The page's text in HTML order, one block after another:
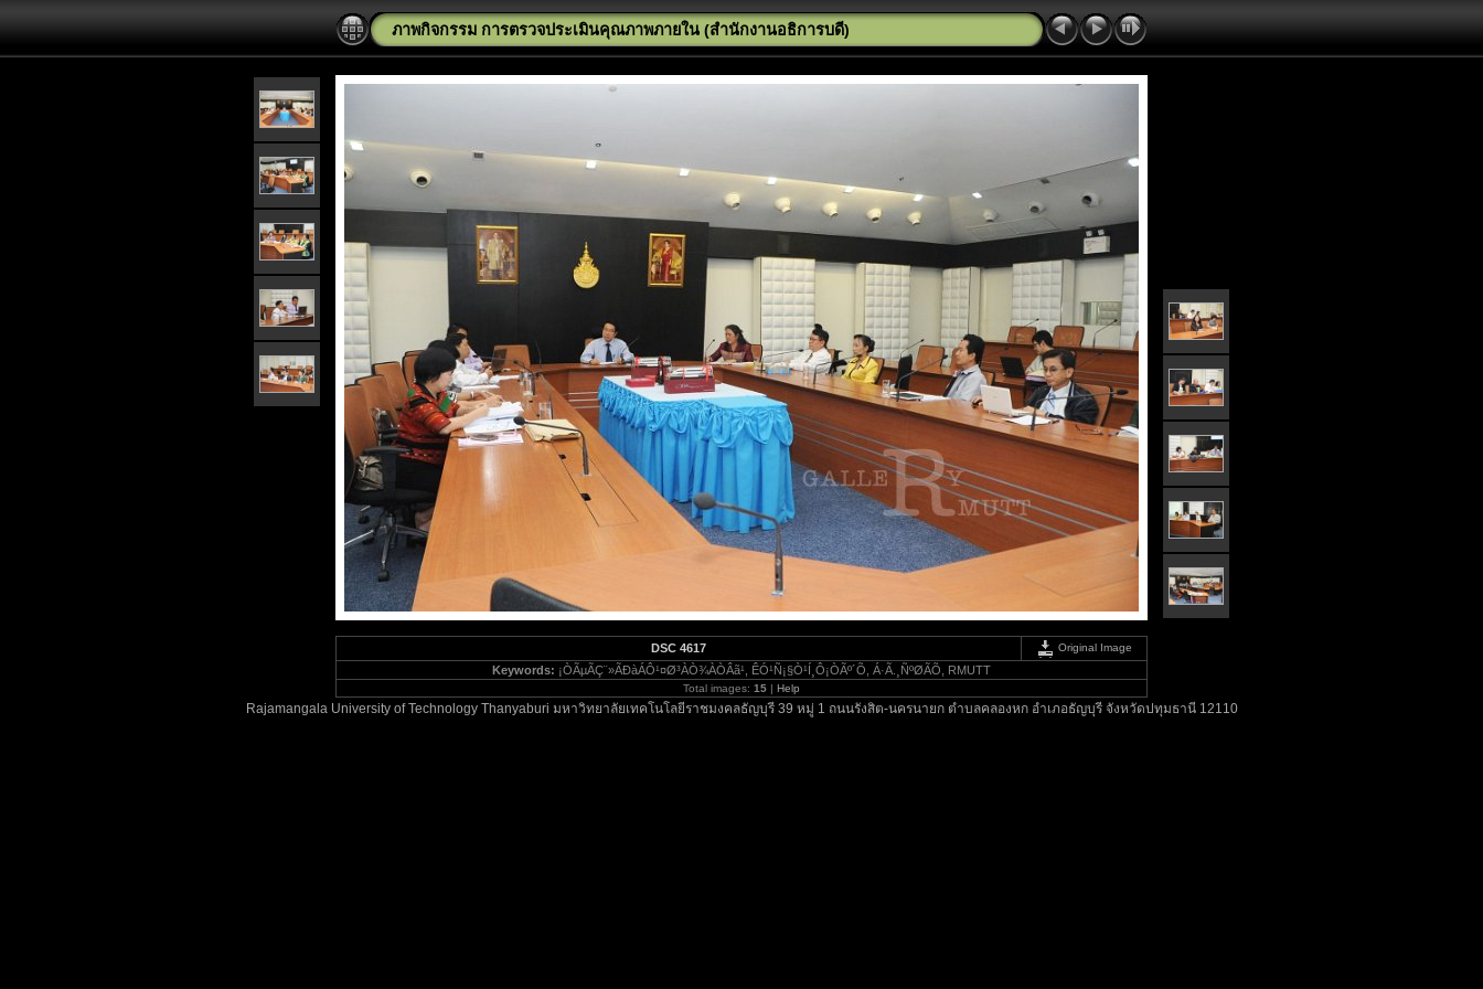
ภาพกิจกรรม การตรวจประเมินคุณภาพภายใน (สำนักงานอธิการบดี)
DSC 4617 Original Image
Keywords: ¡ÒÃµÃÇ¨»ÃÐàÁÔ¹¤Ø³ÀÒ¾ÀÒÂã¹, ÊÓ¹Ñ¡§Ò¹Í¸Ô¡ÒÃº´Õ, Á·Ã.¸Ñ­ºØÃÕ, RMUTT
Total images: 15 | Help
Rajamangala University of Technology Thanyaburi มหาวิทยาลัยเทคโนโลยีราชมงคลธัญบุรี 39 หมู่ 1 ถนนรังสิต-นครนายก ตำบลคลองหก อำเภอธัญบุรี จังหวัดปทุมธานี 12110